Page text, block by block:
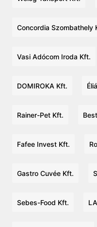
Concordia Szombathely
Vasi Adócom Iroda Kft.
DOMIROKA Kft.
Rainer-Pet Kft.
Fafee Invest Kft.
Gastro Cuvée Kft.
Sebes-Food Kft.